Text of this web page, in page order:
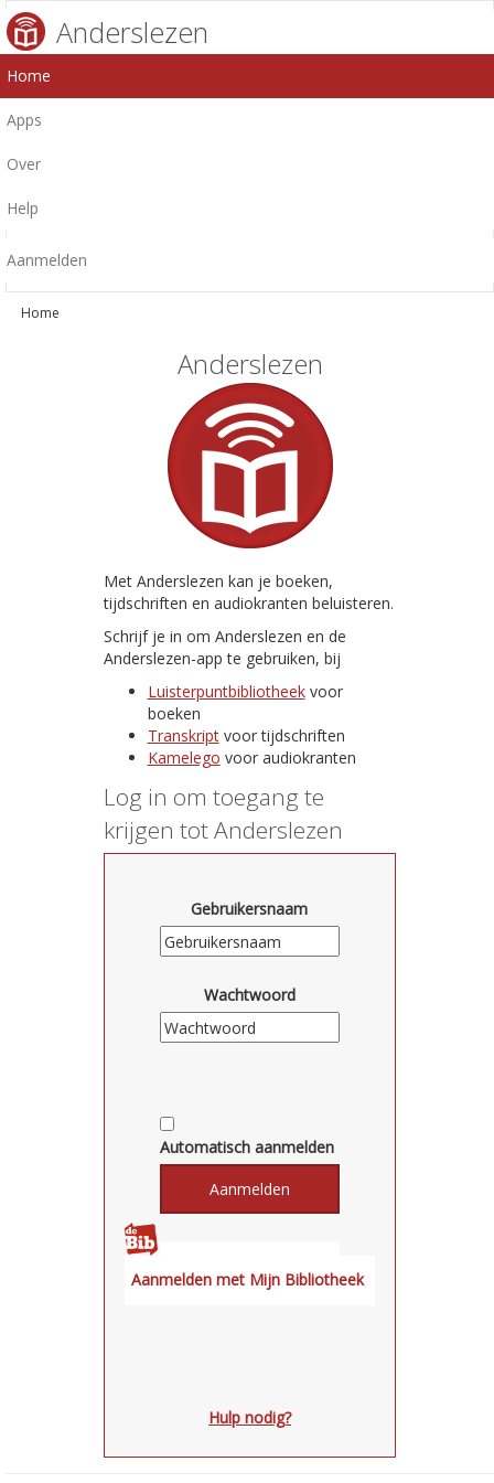
Anderslezen
Home
Apps
Over
Help
Aanmelden
Home
Anderslezen
Met Anderslezen kan je boeken,
tijdschriften en audiokranten beluisteren.
Schrijf je in om Anderslezen en de
Anderslezen-app te gebruiken, bij
Luisterpuntbibliotheekvoor
boeken
Transkriptvoor tijdschriften
Kamelego voor audiokranten
Log in om toegang te
krijgen tot Anderslezen
Gebruikersnaam
Wachtwoord
Automatisch aanmelden
Hulp nodig?